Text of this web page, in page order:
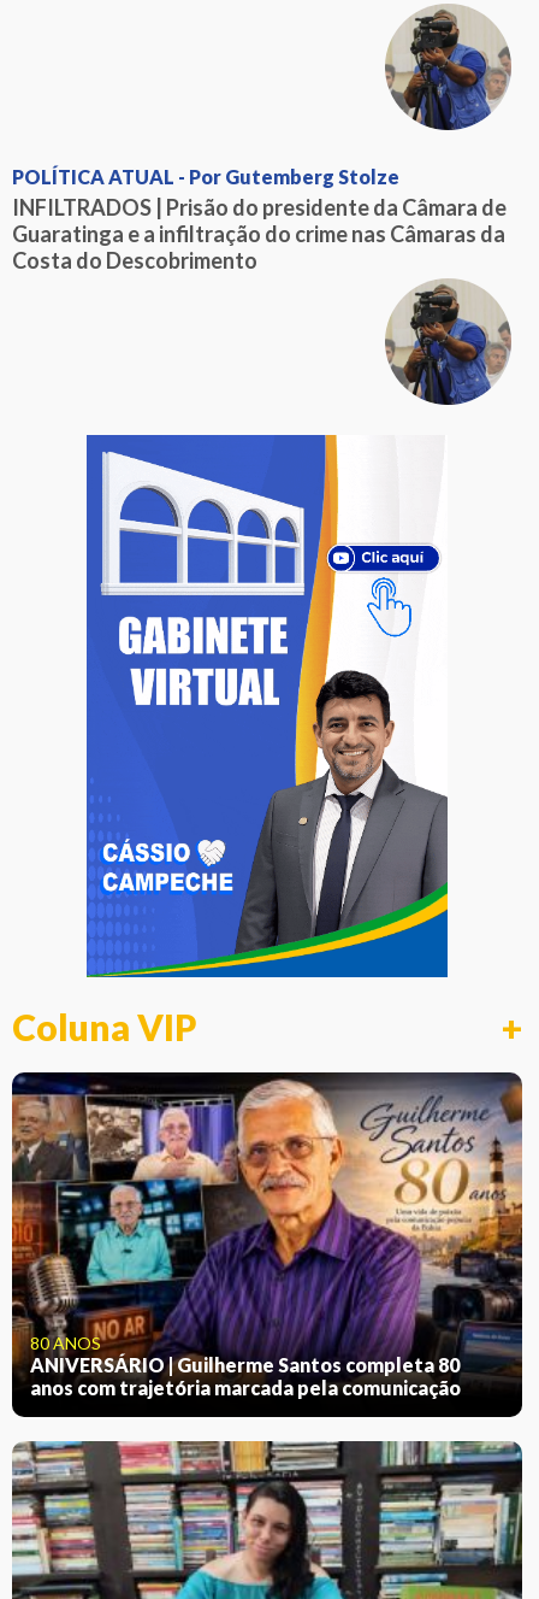
POLÍTICA ATUAL - Por Gutemberg Stolze
INFILTRADOS | Prisão do presidente da Câmara de
Guaratinga e a infiltração do crime nas Câmaras da
Costa do Descobrimento
Coluna VIP +
80 ANOS
ANIVERSÁRIO | Guilherme Santos completa 80
anos com trajetória marcada pela comunicação